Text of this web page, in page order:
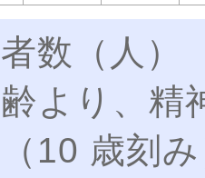
数（人）
より、
10 歳刻